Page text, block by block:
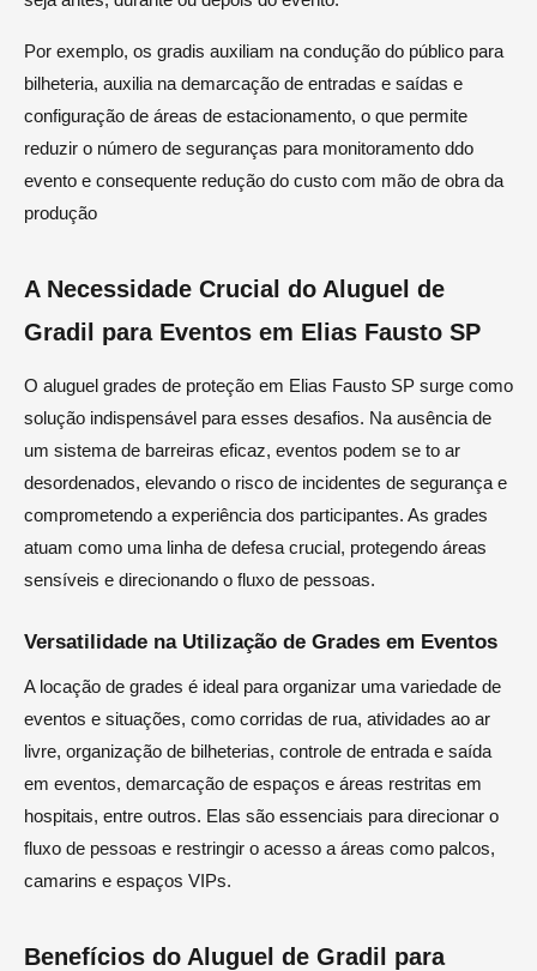
Por exemplo, os gradis auxiliam na condução do público para
bilheteria, auxilia na demarcação de entradas e saídas e
configuração de áreas de estacionamento, o que permite
reduzir o número de seguranças para monitoramento ddo
evento e consequente redução do custo com mão de obra da
produção
A Necessidade Crucial do Aluguel de
Gradil para Eventos em Elias Fausto SP
O aluguel grades de proteção em Elias Fausto SP surge como
solução indispensável para esses desafios. Na ausência de
um sistema de barreiras eficaz, eventos podem se to ar
desordenados, elevando o risco de incidentes de segurança e
comprometendo a experiência dos participantes. As grades
atuam como uma linha de defesa crucial, protegendo áreas
sensíveis e direcionando o fluxo de pessoas.
Versatilidade na Utilização de Grades em Eventos
A locação de grades é ideal para organizar uma variedade de
eventos e situações, como corridas de rua, atividades ao ar
livre, organização de bilheterias, controle de entrada e saída
em eventos, demarcação de espaços e áreas restritas em
hospitais, entre outros. Elas são essenciais para direcionar o
fluxo de pessoas e restringir o acesso a áreas como palcos,
camarins e espaços VIPs.
Benefícios do Aluguel de Gradil para